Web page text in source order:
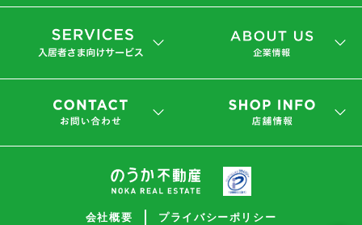
会社概要 プライバシーポリシー